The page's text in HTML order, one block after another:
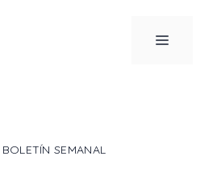
MENÚ
BOLETÍN SEMANAL